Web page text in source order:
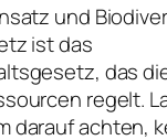
und
ist das
das
regelt.
darauf achten,